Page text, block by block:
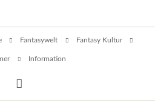
Fantasywelt Fantasy Kultur
Information